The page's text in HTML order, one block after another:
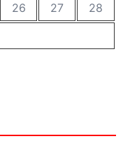
26 27
28